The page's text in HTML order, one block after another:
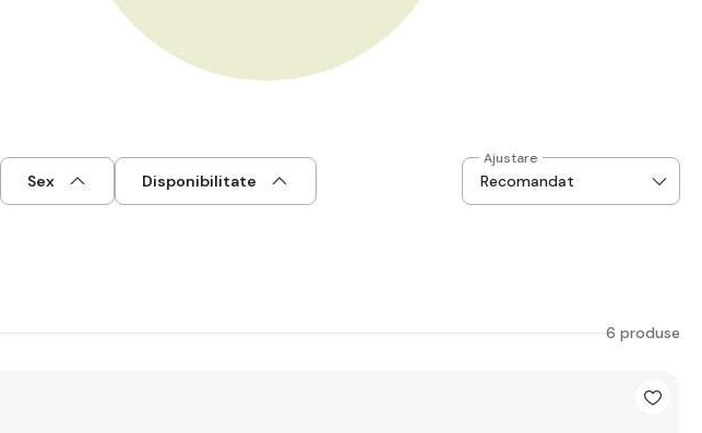
Sex Disponibilitate
Ajustare
6 produse